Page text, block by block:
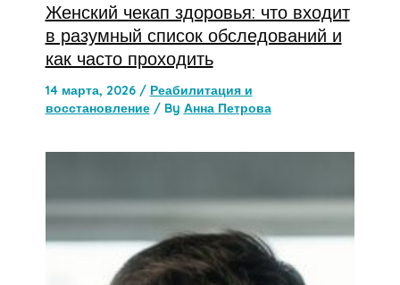
Женский чекап здоровья: что входит
в разумный список обследований и
как часто проходить
14 марта, 2026 / Реабилитация и
восстановление/ By Анна Петрова